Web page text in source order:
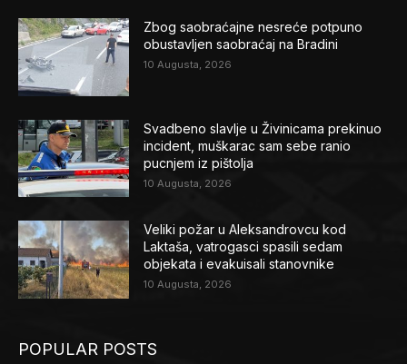
Zbog saobraćajne nesreće potpuno
obustavljen saobraćaj na Bradini
10 Augusta, 2026
Svadbeno slavlje u Živinicama prekinuo
incident, muškarac sam sebe ranio
pucnjem iz pištolja
10 Augusta, 2026
Veliki požar u Aleksandrovcu kod
Laktaša, vatrogasci spasili sedam
objekata i evakuisali stanovnike
10 Augusta, 2026
POPULAR POSTS